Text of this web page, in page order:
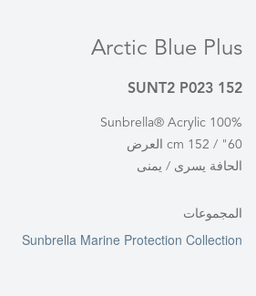
Arctic Blue Plus
SUNT2 P023 152
100% Sunbrella® Acrylic
60" / 152 cm العرض
الحافة يسرى / يمنى
المجموعات
Sunbrella Marine Protection Collection